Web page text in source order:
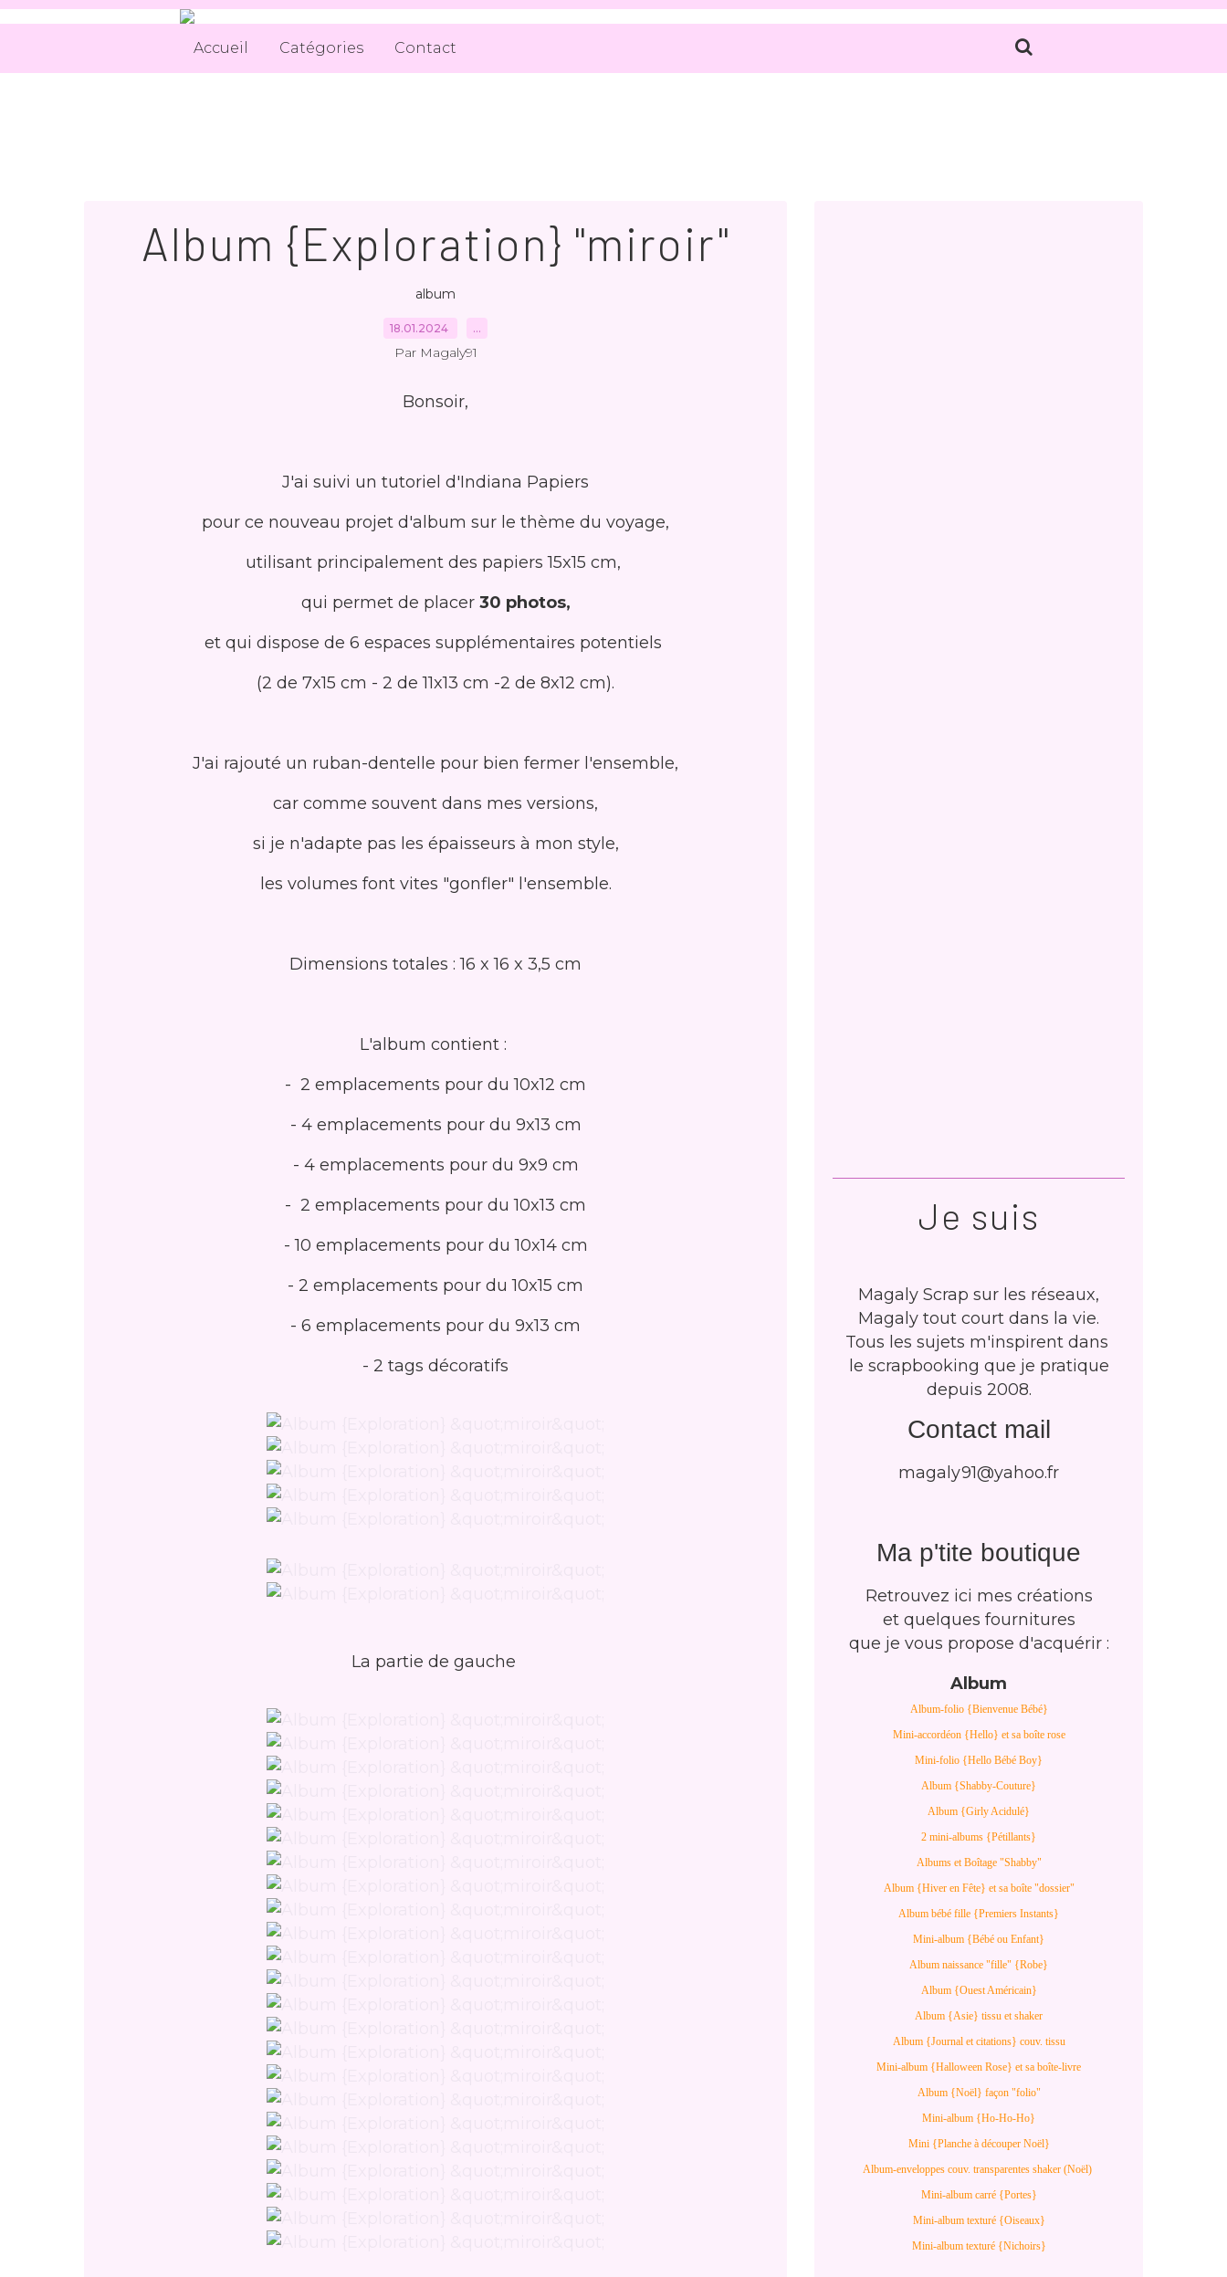
Accueil Catégories Contact
Album {Exploration} "miroir"
album
18.01.2024 …
Par Magaly91
Bonsoir,
J'ai suivi un tutoriel d'Indiana Papiers
pour ce nouveau projet d'album sur le thème du voyage,
utilisant principalement des papiers 15x15 cm,
qui permet de placer 30 photos,
et qui dispose de 6 espaces supplémentaires potentiels
(2 de 7x15 cm - 2 de 11x13 cm -2 de 8x12 cm).
J'ai rajouté un ruban-dentelle pour bien fermer l'ensemble,
car comme souvent dans mes versions,
si je n'adapte pas les épaisseurs à mon style,
les volumes font vites "gonfler" l'ensemble.
Dimensions totales : 16 x 16 x 3,5 cm
L'album contient :
- 2 emplacements pour du 10x12 cm
- 4 emplacements pour du 9x13 cm
- 4 emplacements pour du 9x9 cm
- 2 emplacements pour du 10x13 cm
- 10 emplacements pour du 10x14 cm
- 2 emplacements pour du 10x15 cm
- 6 emplacements pour du 9x13 cm
- 2 tags décoratifs
La partie de gauche
Je suis
Magaly Scrap sur les réseaux,
Magaly tout court dans la vie.
Tous les sujets m'inspirent dans
le scrapbooking que je pratique
depuis 2008.
Contact mail
magaly91@yahoo.fr
Ma p'tite boutique
Retrouvez ici mes créations
et quelques fournitures
que je vous propose d'acquérir :
Album
Album-folio {Bienvenue Bébé}
Mini-accordéon {Hello} et sa boîte rose
Mini-folio {Hello Bébé Boy}
Album {Shabby-Couture}
Album {Girly Acidulé}
2 mini-albums {Pétillants}
Albums et Boîtage "Shabby"
Album {Hiver en Fête} et sa boîte "dossier"
Album bébé fille {Premiers Instants}
Mini-album {Bébé ou Enfant}
Album naissance "fille" {Robe}
Album {Ouest Américain}
Album {Asie} tissu et shaker
Album {Journal et citations} couv. tissu
Mini-album {Halloween Rose} et sa boîte-livre
Album {Noël} façon "folio"
Mini-album {Ho-Ho-Ho}
Mini {Planche à découper Noël}
Album-enveloppes couv. transparentes shaker (Noël)
Mini-album carré {Portes}
Mini-album texturé {Oiseaux}
Mini-album texturé {Nichoirs}